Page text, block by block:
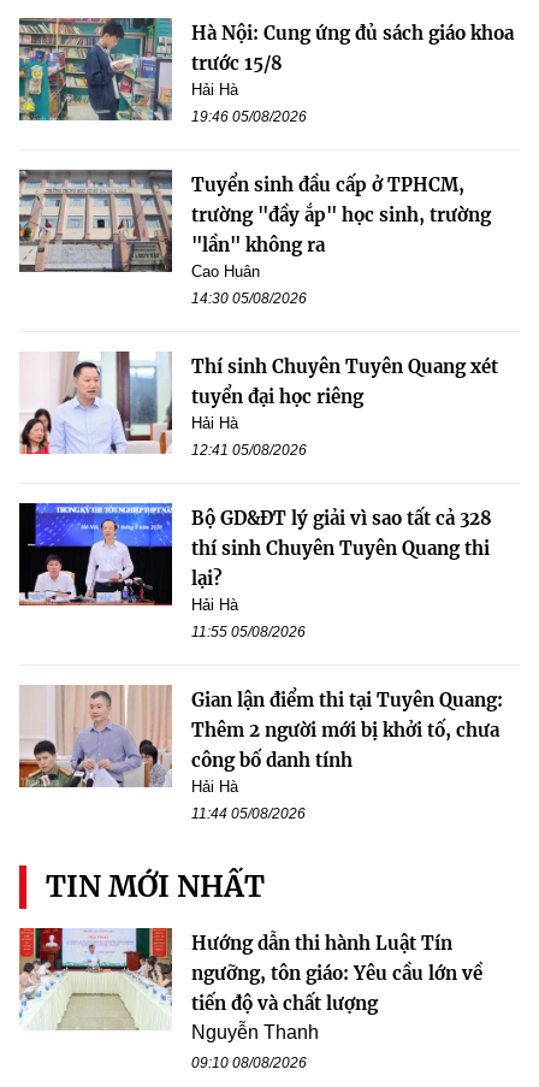
Hà Nội: Cung ứng đủ sách giáo khoa
trước 15/8
Hải Hà
19:46 05/08/2026
Tuyển sinh đầu cấp ở TPHCM,
trường "đầy ắp" học sinh, trường
"lần" không ra
Cao Huân
14:30 05/08/2026
Thí sinh Chuyên Tuyên Quang xét
tuyển đại học riêng
Hải Hà
12:41 05/08/2026
Bộ GD&ĐT lý giải vì sao tất cả 328
thí sinh Chuyên Tuyên Quang thi
lại?
Hải Hà
11:55 05/08/2026
Gian lận điểm thi tại Tuyên Quang:
Thêm 2 người mới bị khởi tố, chưa
công bố danh tính
Hải Hà
11:44 05/08/2026
TIN MỚI NHẤT
Hướng dẫn thi hành Luật Tín
ngưỡng, tôn giáo: Yêu cầu lớn về
tiến độ và chất lượng
Nguyễn Thanh
09:10 08/08/2026